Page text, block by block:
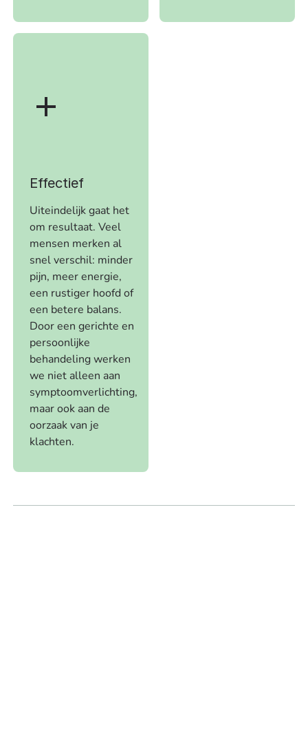
Effectief
Uiteindelijk gaat het
om resultaat. Veel
mensen merken al
snel verschil: minder
pijn, meer energie,
een rustiger hoofd of
een betere balans.
Door een gerichte en
persoonlijke
behandeling werken
we niet alleen aan
symptoomverlichting,
maar ook aan de
oorzaak van je
klachten.